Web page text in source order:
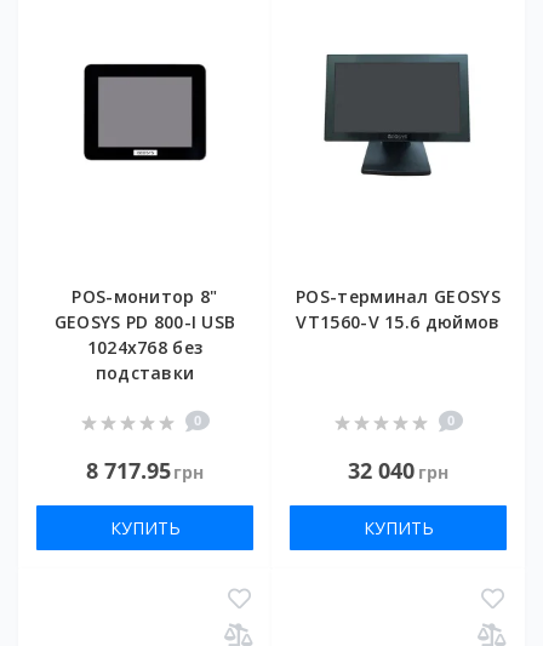
POS-монитор 8"
GEOSYS PD 800-I USB
1024x768 без
подставки
0
8 717.95грн
КУПИТЬ
POS-терминал GEOSYS
VT1560-V 15.6 дюймов
0
32 040 грн
КУПИТЬ